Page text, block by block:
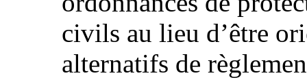
civils au lieu d’être
alternatifs de